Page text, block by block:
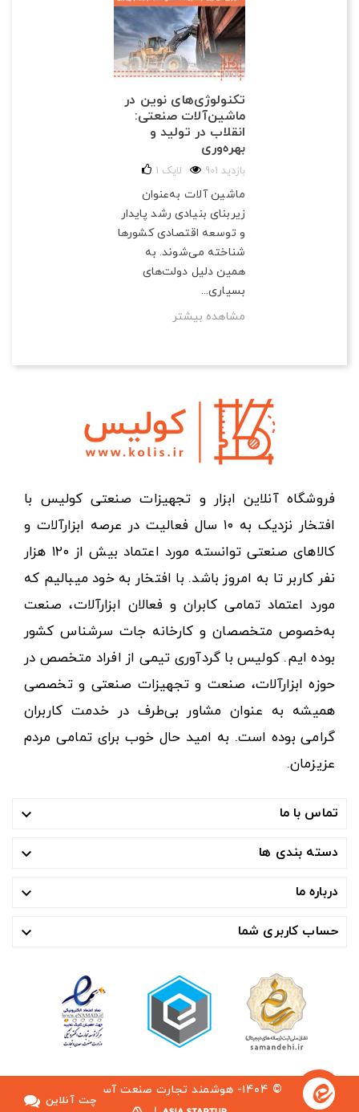
تکنولوژی‌های نوین در
ماشین‌آلات صنعتی:
انقلاب در تولید و
بهره‌وری
901 بازدید 1 لایک
ماشین آلات به‌عنوان
زیربنای بنیادی رشد پایدار
و توسعه اقتصادی کشورها
شناخته می‌شوند. به
همین دلیل دولت‌های
بسیاری...
مشاهده بیشتر
فروشگاه آنلاین ابزار و تجهیزات صنعتی کولیس با
افتخار نزدیک به ۱۰ سال فعالیت در عرصه ابزارآلات و
کالاهای صنعتی توانسته مورد اعتماد بیش از ۱۲۰ هزار
نفر کاربر تا به امروز باشد. با افتخار به خود میبالیم که
مورد اعتماد تمامی کابران و فعالان ابزارآلات، صنعت
به‌خصوص متخصصان و کارخانه جات سرشناس کشور
بوده ایم. کولیس با گردآوری تیمی از افراد متخصص در
حوزه ابزارآلات، صنعت و تجهیزات صنعتی و تخصصی
همیشه به عنوان مشاور بی‌طرف در خدمت کاربران
گرامی بوده است. به امید حال خوب برای تمامی مردم
عزیزمان.
تماس با ما 
دسته بندی ها 
درباره ما 
حساب کاربری شما 
© ۱۴۰۴- هوشمند تجارت صنعت آسیا ™
چت آنلاین